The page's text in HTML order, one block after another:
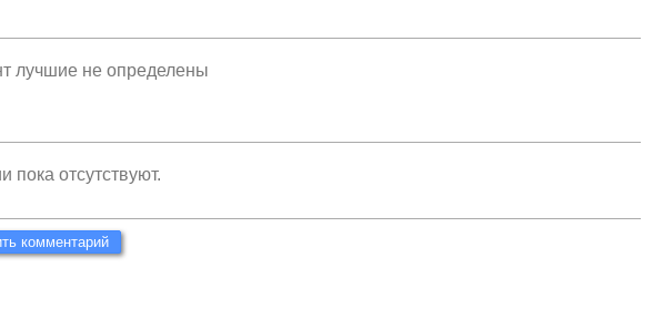
лучшие не определены
пока отсутствуют.
комментарий